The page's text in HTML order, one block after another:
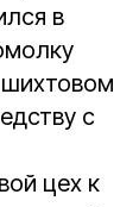
в
с
цех к